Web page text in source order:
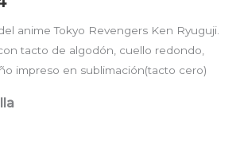
anime Tokyo Revengers Ken Ryuguji.
tacto de algodón, cuello redondo,
impreso en sublimación(tacto cero)